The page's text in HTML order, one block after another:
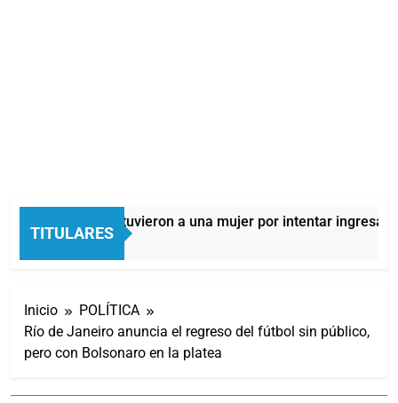
TITULARES
Quilmes: detuvieron a una mujer por intentar ingresar
7 Horas Atrás
Inicio
POLÍTICA
Río de Janeiro anuncia el regreso del fútbol sin público,
pero con Bolsonaro en la platea